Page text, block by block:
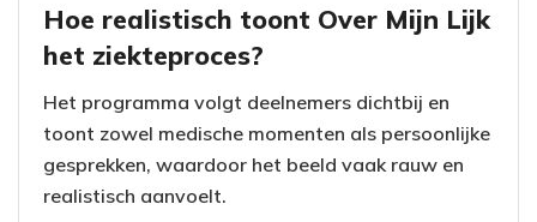
Hoe realistisch toont Over Mijn Lijk
het ziekteproces?
Het programma volgt deelnemers dichtbij en
toont zowel medische momenten als persoonlijke
gesprekken, waardoor het beeld vaak rauw en
realistisch aanvoelt.